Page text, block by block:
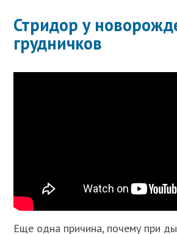
Стридор у
грудничков
Еще одна причина, почему при